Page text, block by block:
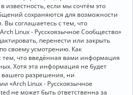
известность, если мы сочтём это
сохраняются для возможности
Вы соглашаетесь с тем, что
Linux - Русскоязычное Сообщество»
перенести или закрыть
своему усмотрению. Как
тем, что введённая вами информация
Хотя эта информация не будет
вашего разрешения, ни
«Arch Linux - Русскоязычное
не может быть ответственна за